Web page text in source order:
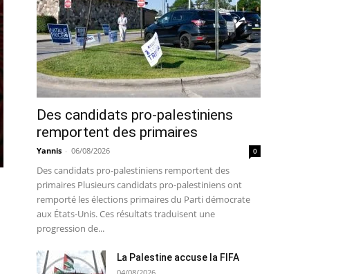
Des candidats pro-palestiniens
remportent des primaires
Yannis - 06/08/2026 0
Des candidats pro-palestiniens remportent des
primaires Plusieurs candidats pro-palestiniens ont
remporté les élections primaires du Parti démocrate
aux États-Unis. Ces résultats traduisent une
progression de...
La Palestine accuse la FIFA